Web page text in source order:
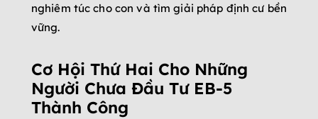
nghiêm túc cho con và tìm giải pháp định cư bền
vững.
Cơ Hội Thứ Hai Cho Những
Người Chưa Đầu Tư EB-5
Thành Công